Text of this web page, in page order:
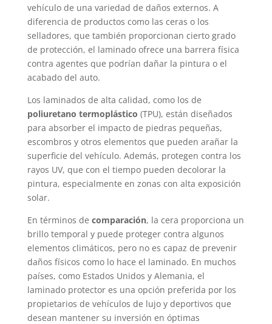
vehículo de una variedad de daños externos. A
diferencia de productos como las ceras o los
selladores, que también proporcionan cierto grado
de protección, el laminado ofrece una barrera física
contra agentes que podrían dañar la pintura o el
acabado del auto.
Los laminados de alta calidad, como los de
poliuretano termoplástico (TPU), están diseñados
para absorber el impacto de piedras pequeñas,
escombros y otros elementos que pueden arañar la
superficie del vehículo. Además, protegen contra los
rayos UV, que con el tiempo pueden decolorar la
pintura, especialmente en zonas con alta exposición
solar.
En términos de comparación, la cera proporciona un
brillo temporal y puede proteger contra algunos
elementos climáticos, pero no es capaz de prevenir
daños físicos como lo hace el laminado. En muchos
países, como Estados Unidos y Alemania, el
laminado protector es una opción preferida por los
propietarios de vehículos de lujo y deportivos que
desean mantener su inversión en óptimas